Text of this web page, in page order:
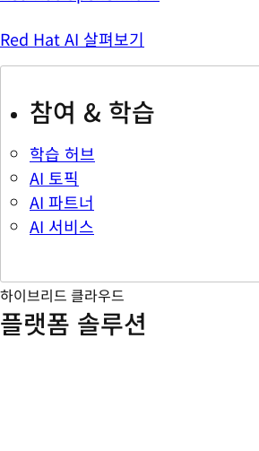
Red Hat AI 살펴보기
참여 & 학습
학습 허브
AI 토픽
AI 파트너
AI 서비스
하이브리드 클라우드
플랫폼 솔루션